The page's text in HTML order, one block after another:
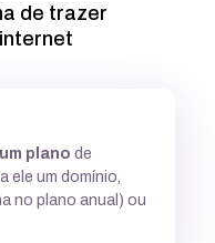
12,5 GB
de trazer
plano de
ele um domínio,
no plano anual) ou